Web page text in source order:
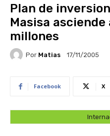
Plan de
Masisa asciende
millones
Por Matias 17/11/2005
Facebook X